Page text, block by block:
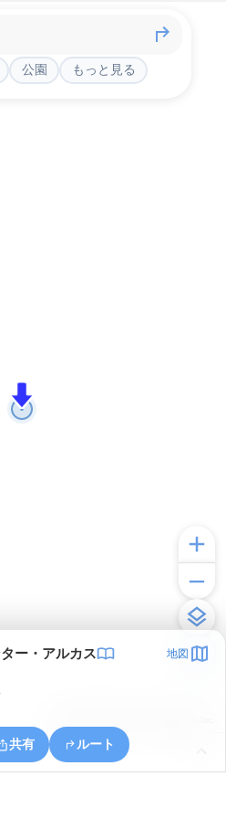
公園 もっと見る
ー・アルカス 地図
共有 ルート